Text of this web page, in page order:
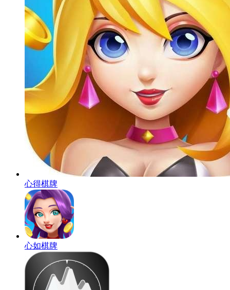
心得棋牌
心如棋牌